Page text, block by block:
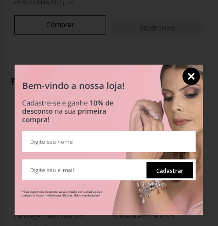
até 9x de R$16,70c/ juros
Comprar INDISPONÍVEL
Produtos Relacionados
Carruagem em Prata 925
Berloque Charm Separador
Princesa em Prata 925
Cadastrar